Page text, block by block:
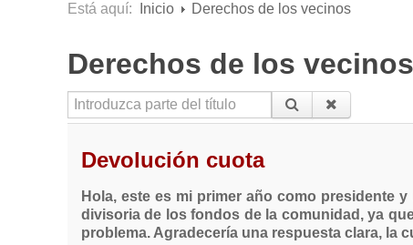
Está aquí: Inicio Derechos de los vecinos
Derechos de los vecinos
Introduzca parte del título
Devolución cuota
Hola, este es mi primer año como presidente
divisoria de los fondos de la comunidad, ya
problema. Agradecería una respuesta clara, la